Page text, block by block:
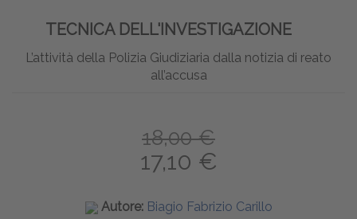
TECNICA DELL'INVESTIGAZIONE
L’attività della Polizia Giudiziaria dalla notizia di reato
all’accusa
18,00 €
17,10 €
Autore: Biagio Fabrizio Carillo